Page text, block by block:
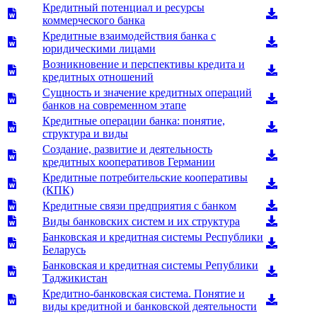
Кредитный потенциал и ресурсы
коммерческого банка
Кредитные взаимодействия банка с
юридическими лицами
Возникновение и перспективы кредита и
кредитных отношений
Сущность и значение кредитных операций
банков на современном этапе
Кредитные операции банка: понятие,
структура и виды
Создание, развитие и деятельность
кредитных кооперативов Германии
Кредитные потребительские кооперативы
(КПК)
Кредитные связи предприятия с банком
Виды банковских систем и их структура
Банковская и кредитная системы Республики
Беларусь
Банковская и кредитная системы Републики
Таджикистан
Кредитно-банковская система. Понятие и
виды кредитной и банковской деятельности